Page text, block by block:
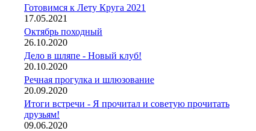
Готовимся к Лету Круга 2021
17.05.2021
Октябрь походный
26.10.2020
Дело в шляпе - Новый клуб!
20.10.2020
Речная прогулка и шлюзование
20.09.2020
Итоги встречи - Я прочитал и советую прочитать
друзьям!
09.06.2020